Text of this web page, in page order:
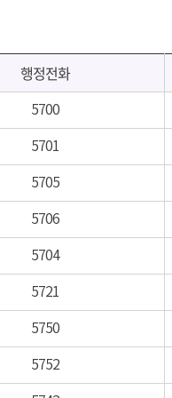
행정전화
5700
5701
5705
5706
5704
5721
5750
5752